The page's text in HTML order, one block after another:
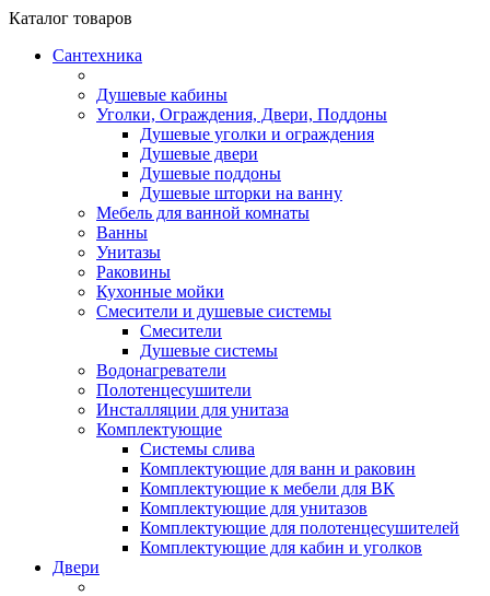
Каталог товаров
Сантехника
Душевые кабины
Уголки, Ограждения, Двери, Поддоны
Душевые уголки и ограждения
Душевые двери
Душевые поддоны
Душевые шторки на ванну
Мебель для ванной комнаты
Ванны
Унитазы
Раковины
Кухонные мойки
Смесители и душевые системы
Смесители
Душевые системы
Водонагреватели
Полотенцесушители
Инсталляции для унитаза
Комплектующие
Системы слива
Комплектующие для ванн и раковин
Комплектующие к мебели для ВК
Комплектующие для унитазов
Комплектующие для полотенцесушителей
Комплектующие для кабин и уголков
Двери